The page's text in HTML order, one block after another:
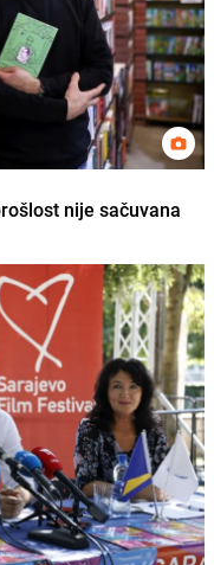
nije sačuvana